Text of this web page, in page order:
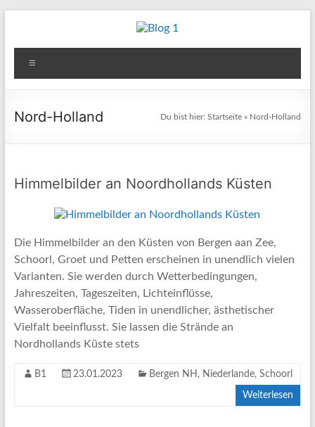
Blog
1
Reisen
Fotos
andere
Aktivitäten
Nord-Holland Du bist hier:Startseite » Nord-Holland
Himmelbilder an Noordhollands Küsten
Die Himmelbilder an den Küsten von Bergen aan Zee,
Schoorl, Groet und Petten erscheinen in unendlich vielen
Varianten. Sie werden durch Wetterbedingungen,
Jahreszeiten, Tageszeiten, Lichteinflüsse,
Wasseroberfläche, Tiden in unendlicher, ästhetischer
Vielfalt beeinflusst. Sie lassen die Strände an
Nordhollands Küste stets
B1 23.01.2023 Bergen NH , Niederlande, Schoorl
Weiterlesen